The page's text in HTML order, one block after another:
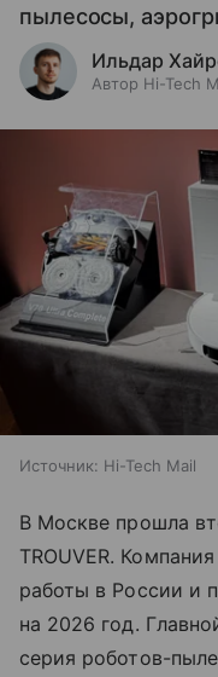
пылесосы,
Ильдар
Автор Hi-Tech
Источник: Hi-Tech Mail
В Москве прошла
TROUVER.
работы в России и
на 2026 год.
серия роботов-